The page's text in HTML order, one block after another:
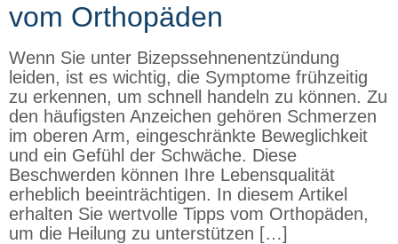
vom Orthopäden
Wenn Sie unter Bizepssehnenentzündung
leiden, ist es wichtig, die Symptome frühzeitig
zu erkennen, um schnell handeln zu können. Zu
den häufigsten Anzeichen gehören Schmerzen
im oberen Arm, eingeschränkte Beweglichkeit
und ein Gefühl der Schwäche. Diese
Beschwerden können Ihre Lebensqualität
erheblich beeinträchtigen. In diesem Artikel
erhalten Sie wertvolle Tipps vom Orthopäden,
um die Heilung zu unterstützen […]